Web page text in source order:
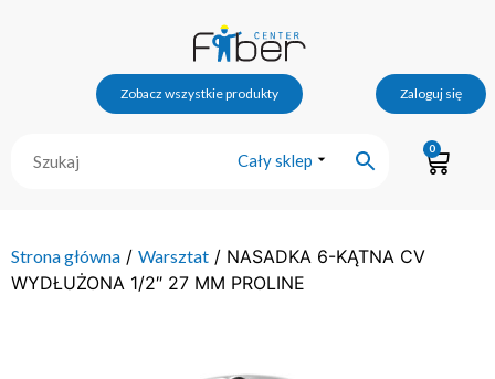
Zobacz wszystkie produkty Zaloguj się
Cały sklep
0
Strona główna / Warsztat / NASADKA 6-KĄTNA CV
WYDŁUŻONA 1/2″ 27 MM PROLINE